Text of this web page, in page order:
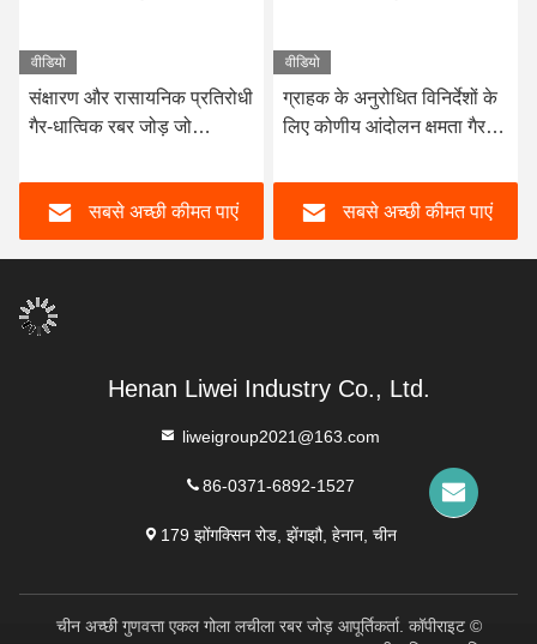
वीडियो
संक्षारण और रासायनिक प्रतिरोधी
गैर-धात्विक रबर जोड़ जो
में सीलिंग के लिए डिज़ाइन की गई
उच्च लचीलापन प्रदान करता है
सबसे अच्छी कीमत पाएं
वीडियो
ग्राहक के अनुरोधित विनिर्देशों के
लिए कोणीय आंदोलन क्षमता गैर
सबसे अच्छी कीमत पाएं
Henan Liwei Industry Co., Ltd.
liweigroup2021@163.com
86-0371-6892-1527
179 झोंगक्सिन रोड, झेंगझौ, हेनान, चीन
चीन अच्छी गुणवत्ता एकल गोला लचीला रबर जोड़ आपूर्तिकर्ता. कॉपीराइट ©